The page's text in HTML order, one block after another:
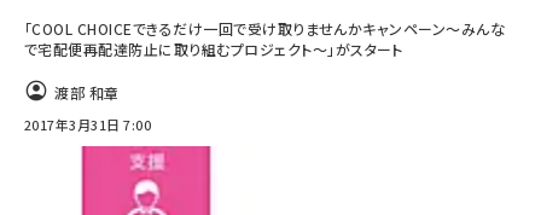
「COOL CHOICEできるだけ一回で受け取りませんかキャンペーン～みんな
で宅配便再配達防止に取り組むプロジェクト～」がスタート
渡部 和章
2017年3月31日 7:00